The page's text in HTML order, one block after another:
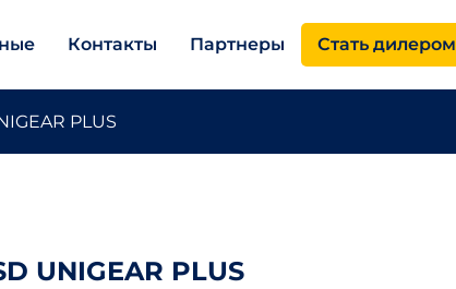
Контакты Партнеры Стать дилером
PLUS
UNIGEAR PLUS